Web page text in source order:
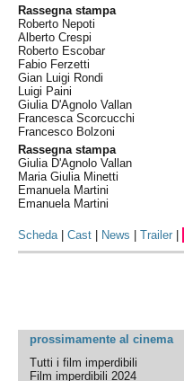
Rassegna stampa
Roberto Nepoti
Alberto Crespi
Roberto Escobar
Fabio Ferzetti
Gian Luigi Rondi
Luigi Paini
Giulia D'Agnolo Vallan
Francesca Scorcucchi
Francesco Bolzoni
Rassegna stampa
Giulia D'Agnolo Vallan
Maria Giulia Minetti
Emanuela Martini
Emanuela Martini
Scheda|Cast News |Trailer
prossimamente al cinema
Tutti i film imperdibili
Film imperdibili 2024